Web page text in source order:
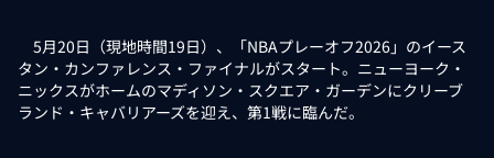
5月20日（現地時間19日）、「NBAプレーオフ2026」のイース
タン・カンファレンス・ファイナルがスタート。ニューヨーク・
ニックスがホームのマディソン・スクエア・ガーデンにクリーブ
ランド・キャバリアーズを迎え、第1戦に臨んだ。